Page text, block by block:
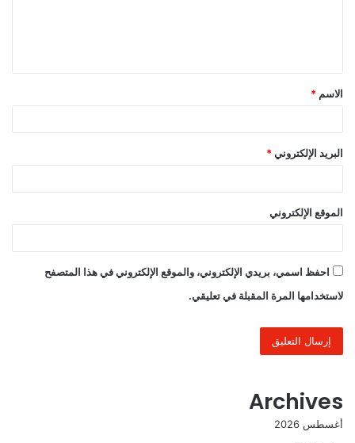
ق
*
الاسم *
البريد الإلكتروني *
الموقع الإلكتروني
احفظ اسمي، بريدي الإلكتروني، والموقع الإلكتروني في هذا المتصفح
لاستخدامها المرة المقبلة في تعليقي.
Archives
أغسطس 2026